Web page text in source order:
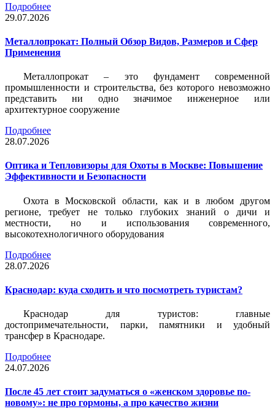
Подробнее
29.07.2026
Металлопрокат: Полный Обзор Видов, Размеров и Сфер
Применения
Металлопрокат – это фундамент современной
промышленности и строительства, без которого невозможно
представить ни одно значимое инженерное или
архитектурное сооружение
Подробнее
28.07.2026
Оптика и Тепловизоры для Охоты в Москве: Повышение
Эффективности и Безопасности
Охота в Московской области, как и в любом другом
регионе, требует не только глубоких знаний о дичи и
местности, но и использования современного,
высокотехнологичного оборудования
Подробнее
28.07.2026
Краснодар: куда сходить и что посмотреть туристам?
Краснодар для туристов: главные
достопримечательности, парки, памятники и удобный
трансфер в Краснодаре.
Подробнее
24.07.2026
После 45 лет стоит задуматься о «женском здоровье по-
новому»: не про гормоны, а про качество жизни